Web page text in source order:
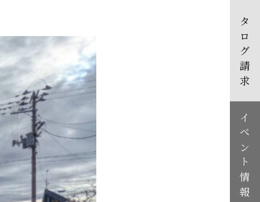
カタログ請求
イベント情報